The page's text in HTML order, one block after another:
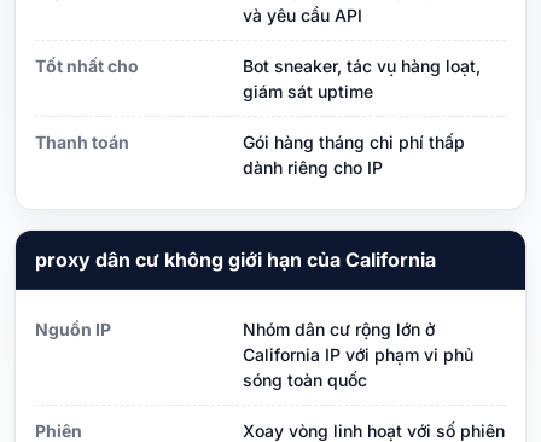
và yêu cầu API
Tốt nhất cho
Bot sneaker, tác vụ hàng loạt,
giám sát uptime
Thanh toán
Gói hàng tháng chi phí thấp
dành riêng cho IP
proxy dân cư không giới hạn của California
Nguồn IP
Nhóm dân cư rộng lớn ở
California IP với phạm vi phủ
sóng toàn quốc
Phiên
Xoay vòng linh hoạt với số phiên